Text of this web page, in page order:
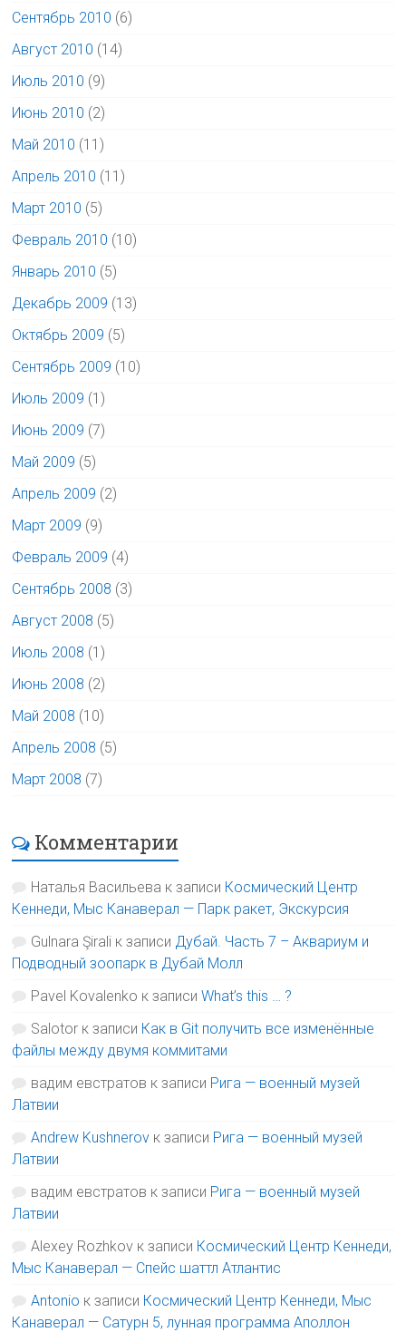
Сентябрь 2010 (6)
Август 2010 (14)
Июль 2010 (9)
Июнь 2010 (2)
Май 2010 (11)
Апрель 2010 (11)
Март 2010 (5)
Февраль 2010 (10)
Январь 2010 (5)
Декабрь 2009 (13)
Октябрь 2009 (5)
Сентябрь 2009 (10)
Июль 2009 (1)
Июнь 2009 (7)
Май 2009 (5)
Апрель 2009 (2)
Март 2009 (9)
Февраль 2009 (4)
Сентябрь 2008 (3)
Август 2008 (5)
Июль 2008 (1)
Июнь 2008 (2)
Май 2008 (10)
Апрель 2008 (5)
Март 2008 (7)
Комментарии
Наталья Васильева к записи Космический Центр
Кеннеди, Мыс Канаверал — Парк ракет, Экскурсия
Gulnara Şirali к записи Дубай. Часть 7 – Аквариум и
Подводный зоопарк в Дубай Молл
Pavel Kovalenko к записиWhat’s this … ?
Salotor к записи Как в Git получить все изменённые
файлы между двумя коммитами
вадим евстратов к записи Рига — военный музей
Латвии
Andrew Kushnerov к записи Рига — военный музей
Латвии
вадим евстратов к записи Рига — военный музей
Латвии
Alexey Rozhkov к записи Космический Центр Кеннеди,
Мыс Канаверал — Спейс шаттл Атлантис
Antonio к записи Космический Центр Кеннеди, Мыс
Канаверал — Сатурн 5, лунная программа Аполлон